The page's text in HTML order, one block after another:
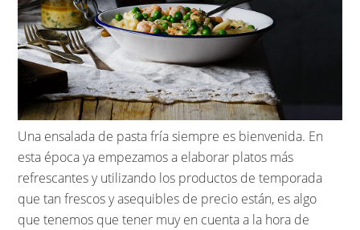
Una ensalada de pasta fría siempre es bienvenida. En
esta época ya empezamos a elaborar platos más
refrescantes y utilizando los productos de temporada
que tan frescos y asequibles de precio están, es algo
que tenemos que tener muy en cuenta a la hora de